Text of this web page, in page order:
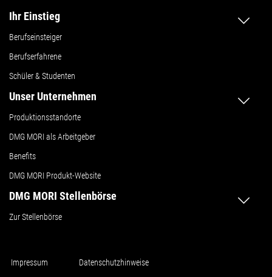
Ihr Einstieg
Berufseinsteiger
Berufserfahrene
Schüler & Studenten
Unser Unternehmen
Produktionsstandorte
DMG MORI als Arbeitgeber
Benefits
DMG MORI Produkt-Website
DMG MORI Stellenbörse
Zur Stellenbörse
Impressum Datenschutzhinweise